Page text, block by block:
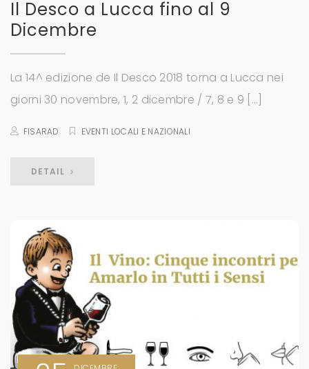
Il Desco a Lucca fino al 9
Dicembre
La 14^ edizione de Il Desco 2018 torna a Lucca nei
giorni 30 novembre, 1, 2 dicembre / 7, 8 e 9 […]
FISARAD EVENTI LOCALI E NAZIONALI
DETAIL